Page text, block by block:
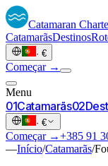
Catamaran
CatamarãsDestinos
· €
Começar →
Menu
01Catamarãs02
· €
Começar →+385 91
—Início/Catamarãs/